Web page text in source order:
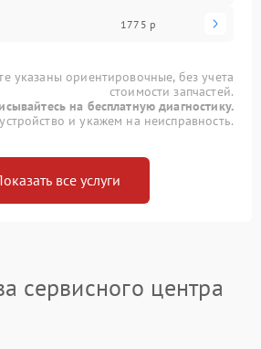
1775 р
указаны ориентировочные, без учета
стоимости запчастей.
на бесплатную диагностику.
и укажем на неисправность.
все услуги
сервисного центра